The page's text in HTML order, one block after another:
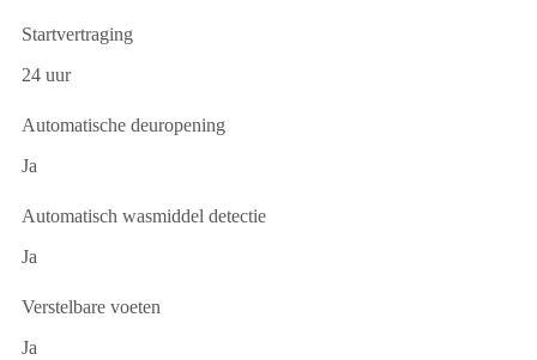
Startvertraging
24 uur
Automatische deuropening
Ja
Automatisch wasmiddel detectie
Ja
Verstelbare voeten
Ja